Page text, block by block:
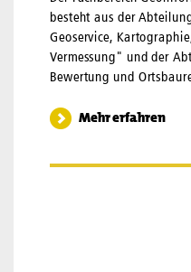
besteht aus der
Geoservice,
Vermessung" und der
Bewertung und
Mehr erfahren